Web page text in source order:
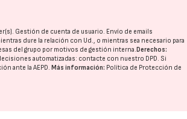
Gestión de cuenta de usuario. Envío de emails
dure la relación con Ud., o mientras sea necesario para
del grupo por motivos de gestión interna.Derechos:
automatizadas: contacte con nuestro DPD. Si
ante laAEPD.Más información: Política de Protección de